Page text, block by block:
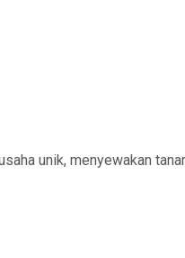
unik, menyewakan